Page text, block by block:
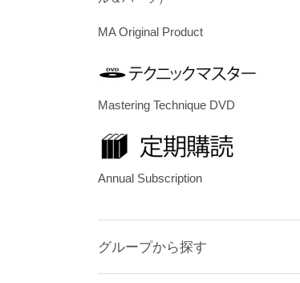
MA Original Product
Mastering Technique DVD
Annual Subscription
グループから探す